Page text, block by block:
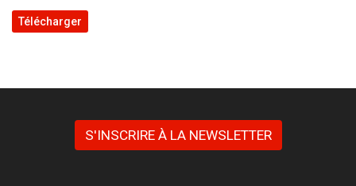
Télécharger
S'INSCRIRE À LA NEWSLETTER